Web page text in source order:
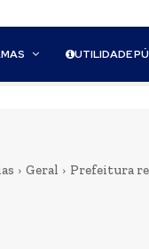
UTILIDADE
Geral Prefeitura